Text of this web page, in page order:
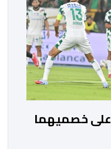
على خصميهما